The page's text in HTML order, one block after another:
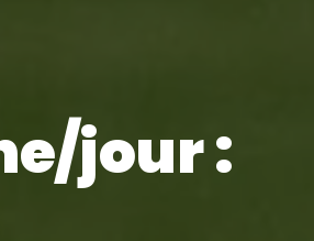
jour :